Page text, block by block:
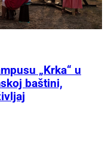
„Krka“ u
baštini,